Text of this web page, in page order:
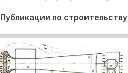
Публикации по строительству